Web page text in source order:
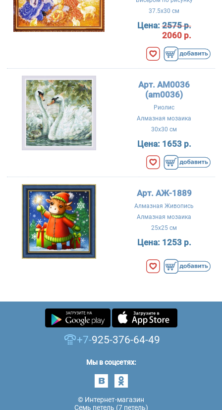
37.5x30 см
Цена:2575 р.
2060 р.
Арт. АМ0036
(am0036)
Риолис
Алмазная мозаика
30x30 см
Цена: 1653 р.
Арт. АЖ-1889
Алмазная Живопись
Алмазная мозаика
25x25 см
Цена: 1253 р.
+7-925-376-64-49
Мы в соцсетях:
© Интернет-магазин
Семь петель (7 петель)